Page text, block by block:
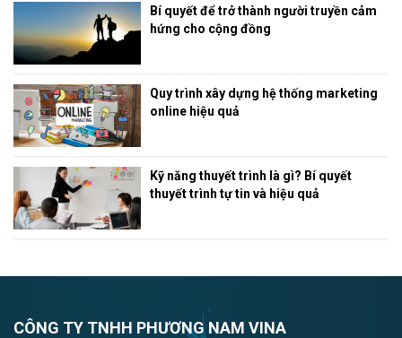
Bí quyết để trở thành người truyền cảm
hứng cho cộng đồng
Quy trình xây dựng hệ thống marketing
online hiệu quả
Kỹ năng thuyết trình là gì? Bí quyết
thuyết trình tự tin và hiệu quả
CÔNG TY TNHH PHƯƠNG NAM VINA